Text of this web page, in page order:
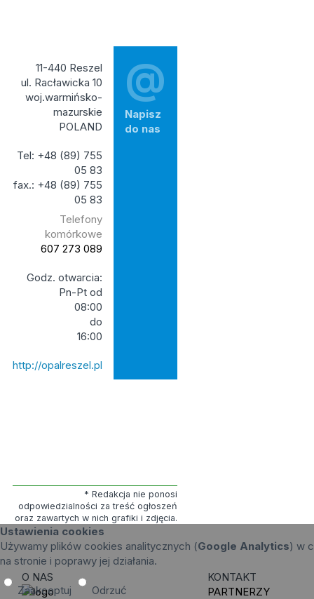
11-440 Reszel
ul. Racławicka 10
woj.warmińsko-
mazurskie
POLAND
Tel: +48 (89) 755
05 83
fax.: +48 (89) 755
05 83
Telefony
komórkowe
607 273 089
Godz. otwarcia:
Pn-Pt od
08:00
do
16:00
http://opalreszel.pl
@
Napisz
do nas
* Redakcja nie ponosi
odpowiedzialności za treść ogłoszeń
oraz zawartych w nich grafiki i zdjęcia.
Ustawienia cookies
Używamy plików cookies analitycznych (Google Analytics) w
na stronie i poprawy jej działania.
Zaakceptuj Odrzuć
O NAS
KONTAKT
PARTNERZY